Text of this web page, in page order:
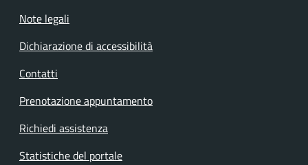
Note legali
Dichiarazione di accessibilità
Contatti
Prenotazione appuntamento
Richiedi assistenza
Statistiche del portale